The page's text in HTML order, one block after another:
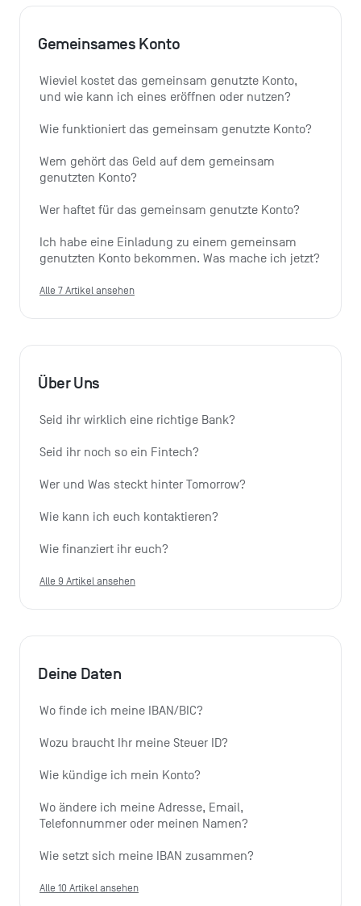
Gemeinsames Konto
Wieviel kostet das gemeinsam genutzte Konto,
und wie kann ich eines eröffnen oder nutzen?
Wie funktioniert das gemeinsam genutzte Konto?
Wem gehört das Geld auf dem gemeinsam
genutzten Konto?
Wer haftet für das gemeinsam genutzte Konto?
Ich habe eine Einladung zu einem gemeinsam
genutzten Konto bekommen. Was mache ich jetzt?
Alle 7 Artikel ansehen
Über Uns
Seid ihr wirklich eine richtige Bank?
Seid ihr noch so ein Fintech?
Wer und Was steckt hinter Tomorrow?
Wie kann ich euch kontaktieren?
Wie finanziert ihr euch?
Alle 9 Artikel ansehen
Deine Daten
Wo finde ich meine IBAN/BIC?
Wozu braucht Ihr meine Steuer ID?
Wie kündige ich mein Konto?
Wo ändere ich meine Adresse, Email,
Telefonnummer oder meinen Namen?
Wie setzt sich meine IBAN zusammen?
Alle 10 Artikel ansehen